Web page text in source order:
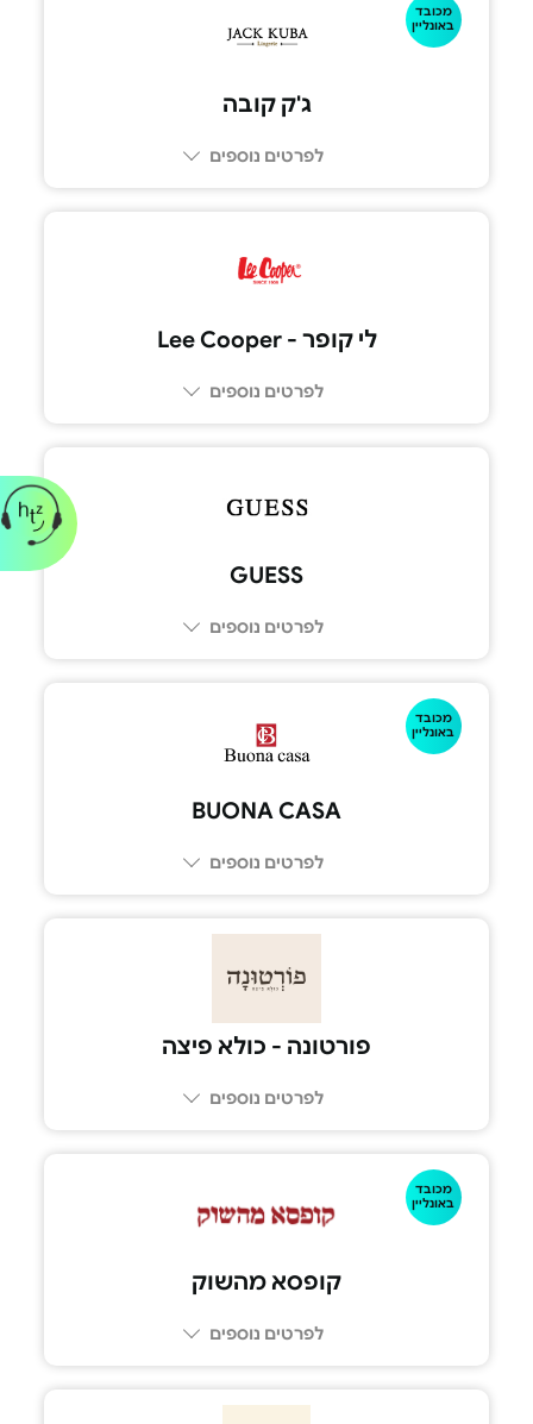
מכובד
באונליין
ג'ק קובה
לפרטים נוספים
לי קופר - Lee Cooper
לפרטים נוספים
GUESS
לפרטים נוספים
מכובד
באונליין
BUONA CASA‏
לפרטים נוספים
פורטונה - כולא פיצה
לפרטים נוספים
מכובד
באונליין
קופסא מהשוק
לפרטים נוספים